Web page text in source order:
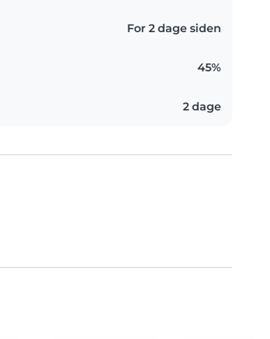
For 2 dage siden
45%
2 dage